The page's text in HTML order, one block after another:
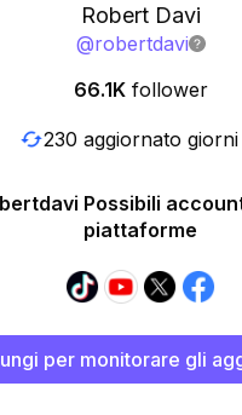
Robert Davi
@robertdavi
66.1K follower
230 aggiornato
Possibili
piattaforme
per monitorare gli